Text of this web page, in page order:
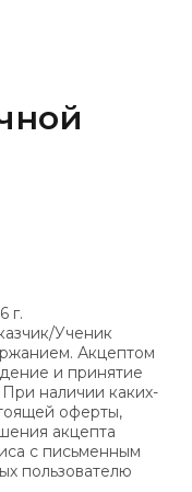
г.
Ученик
Акцептом
и принятие
наличии каких-
оферты,
акцепта
с письменным
пользователю